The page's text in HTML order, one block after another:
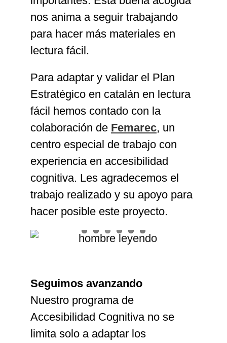
nos anima a seguir trabajando
para hacer más materiales en
lectura fácil.
Para adaptar y validar el Plan
Estratégico en catalán en lectura
fácil hemos contado con la
colaboración de Femarec, un
centro especial de trabajo con
experiencia en accesibilidad
cognitiva. Les agradecemos el
trabajo realizado y su apoyo para
hacer posible este proyecto.
Seguimos avanzando
Nuestro programa de
Accesibilidad Cognitiva no se
limita solo a adaptar los